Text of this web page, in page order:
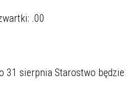
.00
31 sierpnia Starostwo będzie